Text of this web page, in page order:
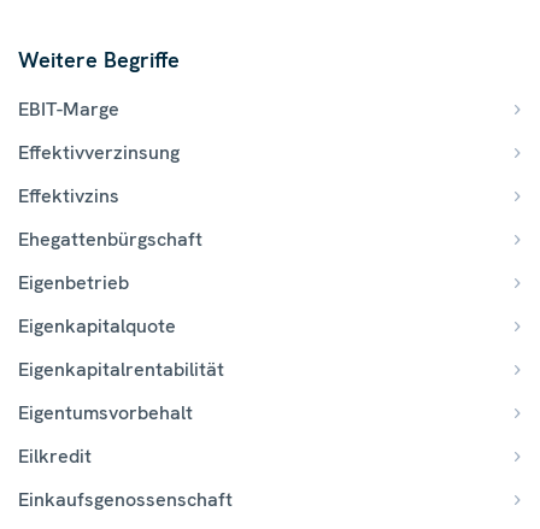
Weitere Begriffe
EBIT-Marge
Effektivverzinsung
Effektivzins
Ehegattenbürgschaft
Eigenbetrieb
Eigenkapitalquote
Eigenkapitalrentabilität
Eigentumsvorbehalt
Eilkredit
Einkaufsgenossenschaft